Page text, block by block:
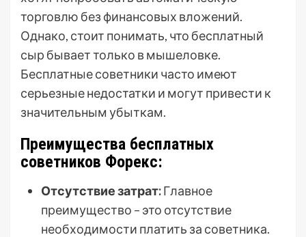
торговлю без финансовых вложений.
Однако, стоит понимать, что бесплатный
сыр бывает только в мышеловке.
Бесплатные советники часто имеют
серьезные недостатки и могут привести к
значительным убыткам.
Преимущества бесплатных
советников Форекс:
Отсутствие затрат:Главное
преимущество – это отсутствие
необходимости платить за советника.